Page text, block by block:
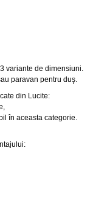
variante de dimensiuni.
paravan pentru duş.
din Lucite:
în aceasta categorie.